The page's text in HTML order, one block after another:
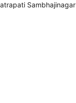
Sambhajinagar